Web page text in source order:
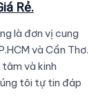
Rẻ.
là đơn vị cung
và Cần Thơ.
và kinh
tôi tự tin đáp